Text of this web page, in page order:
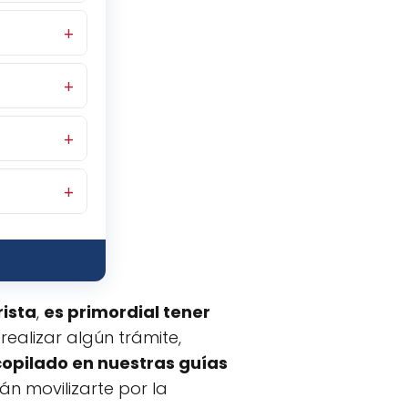
Es más
de
llamar
en tu
de
con
el idioma
, es primordial tener
algún trámite,
en nuestras guías
movilizarte por la